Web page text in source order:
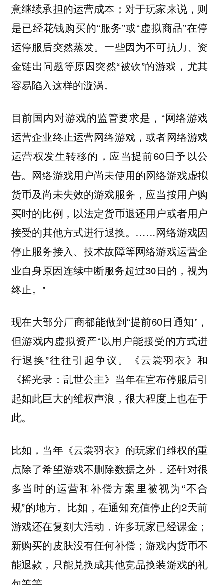
意继续承担的运营成本；对于玩家来说，则
是已经花钱购买的“服务”或“虚拟商品”在停
运停服后突然蒸发。一些因为不可抗力、资
金链出问题等原因突然“被砍”的游戏，尤其
容易陷入这样的漩涡。
目前国内对游戏的监管要求是，“网络游戏
运营企业终止运营网络游戏，或者网络游戏
运营权发生转移的，应当提前60日予以公
告。网络游戏用户尚未使用的网络游戏虚拟
货币及尚未失效的游戏服务，应当按用户购
买时的比例，以法定货币退还用户或者用户
接受的其他方式进行退换。……网络游戏因
停止服务接入、技术故障等网络游戏运营企
业自身原因连续中断服务超过30日的，视为
终止。”
现在大部分厂商都能做到“提前60日通知”，
但游戏内虚拟资产“以用户能接受的方式进
行退换”往往引起争议。《云裳羽衣》和
《摇光录：乱世公主》当年在宣布停服后引
起如此巨大的维权声浪，很大程度上也在于
此。
比如，当年《云裳羽衣》的玩家们维权的重
点除了希望游戏不删除数据之外，还针对很
多当时的运营和补偿方案里被视为“不合
规”的地方。比如，在通知充值停止的2天前
游戏还在复刻大活动，许多玩家已经课金；
新购买的皮肤没有任何补偿；游戏内货币不
能退款，只能兑换成其他竞品换装游戏的礼